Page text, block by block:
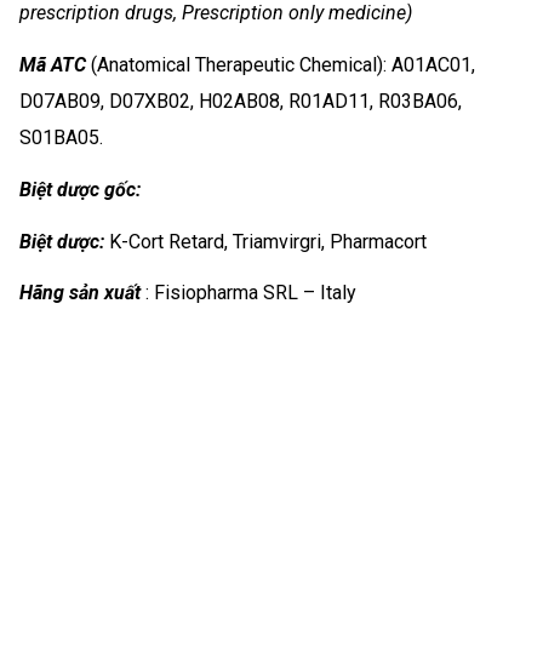
prescription drugs, Prescription only medicine)
Mã ATC(Anatomical Therapeutic Chemical): A01AC01,
D07AB09, D07XB02, H02AB08, R01AD11, R03BA06,
S01BA05.
Biệt dược gốc:
Biệt dược: K-Cort Retard, Triamvirgri, Pharmacort
Hãng sản xuất: Fisiopharma SRL – Italy